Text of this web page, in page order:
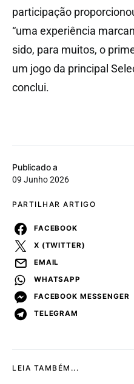
Publicado a
09 Junho 2026
PARTILHAR ARTIGO
FACEBOOK
X (TWITTER)
EMAIL
WHATSAPP
FACEBOOK MESSENGER
TELEGRAM
participação
“uma experiência
sido, para muitos, o
um jogo da principal
conclui.
LEIA TAMBÉM...